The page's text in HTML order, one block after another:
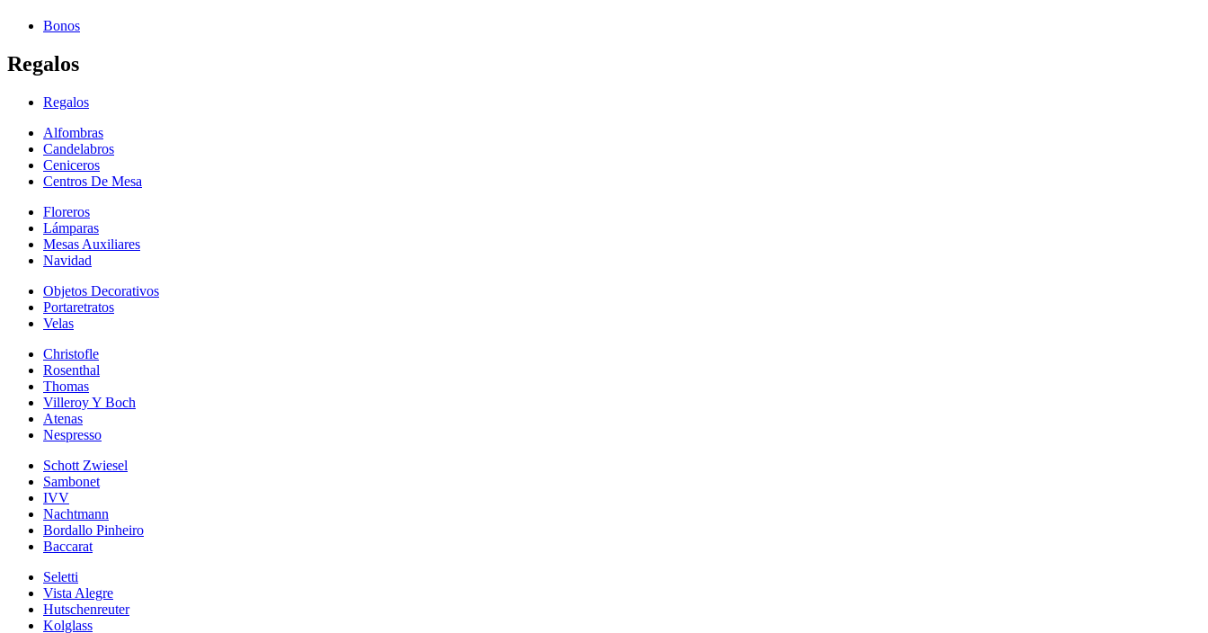
Bonos
Regalos
Regalos
Alfombras
Candelabros
Ceniceros
Centros De Mesa
Floreros
Lámparas
Mesas Auxiliares
Navidad
Objetos Decorativos
Portaretratos
Velas
Christofle
Rosenthal
Thomas
Villeroy Y Boch
Atenas
Nespresso
Schott Zwiesel
Sambonet
IVV
Nachtmann
Bordallo Pinheiro
Baccarat
Seletti
Vista Alegre
Hutschenreuter
Kolglass